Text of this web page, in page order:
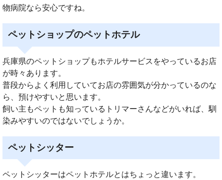
物病院なら安心ですね。
ペットショップのペットホテル
兵庫県のペットショップもホテルサービスをやっているお店
が時々あります。
普段からよく利用していてお店の雰囲気が分かっているのな
ら、預けやすいと思います。
飼い主もペットも知っているトリマーさんなどがいれば、馴
染みやすいのではないでしょうか。
ペットシッター
ペットシッターはペットホテルとはちょっと違います。